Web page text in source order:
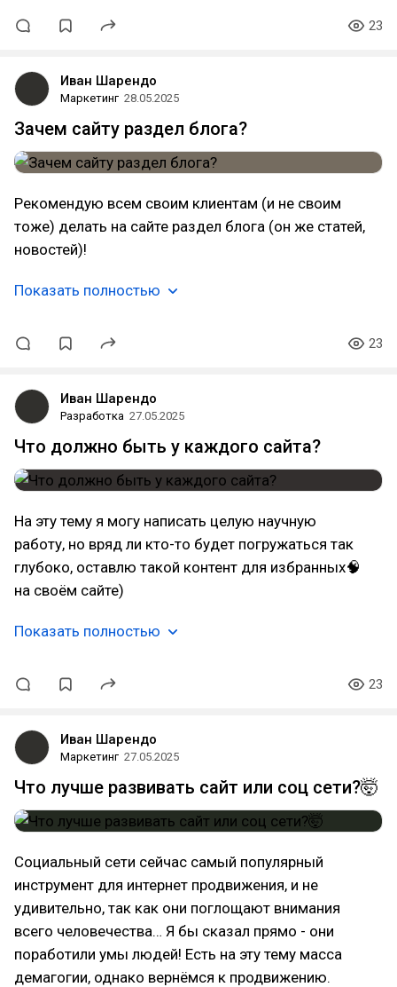
23
Иван Шарендо
Маркетинг 28.05.2025
Зачем сайту раздел блога?
Рекомендую всем своим клиентам (и не своим
тоже) делать на сайте раздел блога (он же статей,
новостей)!
Показать полностью
23
Иван Шарендо
Разработка 27.05.2025
Что должно быть у каждого сайта?
На эту тему я могу написать целую научную
работу, но вряд ли кто-то будет погружаться так
глубоко, оставлю такой контент для избранных🧠
на своём сайте)
Показать полностью
23
Иван Шарендо
Маркетинг 27.05.2025
Что лучше развивать сайт или соц сети?🤯
Социальный сети сейчас самый популярный
инструмент для интернет продвижения, и не
удивительно, так как они поглощают внимания
всего человечества… Я бы сказал прямо - они
поработили умы людей! Есть на эту тему масса
демагогии, однако вернёмся к продвижению.